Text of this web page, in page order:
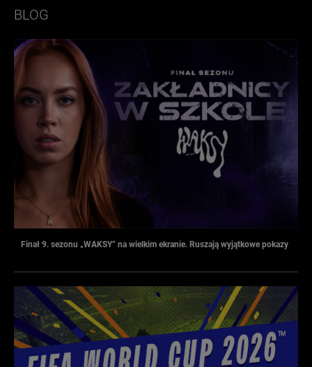
BLOG
Finał 9. sezonu „WAKSY” na wielkim ekranie. Ruszają wyjątkowe pokazy